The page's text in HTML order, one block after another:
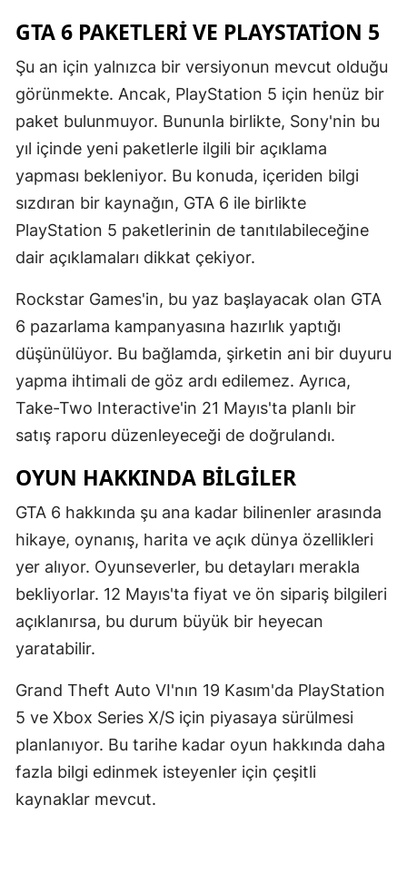
Konya
Kütahya
Malatya
Nevşehir
Niğde
Ordu
Samsun
Siirt
Tokat
Trabzon
GTA 6 PAKETLERI VE PLAYSTATION 5
Şu an için yalnızca bir versiyonun mevcut olduğu
görünmekte. Ancak, PlayStation 5 için henüz bir
paket bulunmuyor. Bununla birlikte, Sony'nin bu
yıl içinde yeni paketlerle ilgili bir açıklama
yapması bekleniyor. Bu konuda, içeriden bilgi
sızdıran bir kaynağın, GTA 6 ile birlikte
PlayStation 5 paketlerinin de tanıtılabileceğine
dair açıklamaları dikkat çekiyor.
Rockstar Games'in, bu yaz başlayacak olan GTA
6 pazarlama kampanyasına hazırlık yaptığı
düşünülüyor. Bu bağlamda, şirketin ani bir duyuru
yapma ihtimali de göz ardı edilemez. Ayrıca,
Take-Two Interactive'in 21 Mayıs'ta planlı bir
satış raporu düzenleyeceği de doğrulandı.
OYUN HAKKINDA BILGILER
GTA 6 hakkında şu ana kadar bilinenler arasında
hikaye, oynanış, harita ve açık dünya özellikleri
yer alıyor. Oyunseverler, bu detayları merakla
bekliyorlar. 12 Mayıs'ta fiyat ve ön sipariş bilgileri
açıklanırsa, bu durum büyük bir heyecan
yaratabilir.
Grand Theft Auto VI'nın 19 Kasım'da PlayStation
5 ve Xbox Series X/S için piyasaya sürülmesi
planlanıyor. Bu tarihe kadar oyun hakkında daha
fazla bilgi edinmek isteyenler için çeşitli
kaynaklar mevcut.